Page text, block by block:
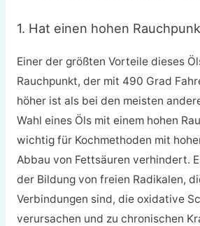
1. Hat einen hohen
Einer der größten Vorteile dieses
Rauchpunkt, der mit 490 Grad
höher ist als bei den meisten
Wahl eines Öls mit einem hohen
wichtig für Kochmethoden mit
Abbau von Fettsäuren verhindert.
der Bildung von freien Radikalen,
Verbindungen sind, die oxidative
verursachen und zu chronischen